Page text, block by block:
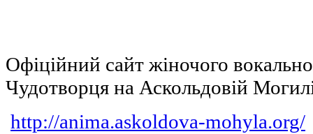
Офіційний сайт жіночого
Чудотворця на Аскольдовій
http://anima.askoldova-mohyla.org/